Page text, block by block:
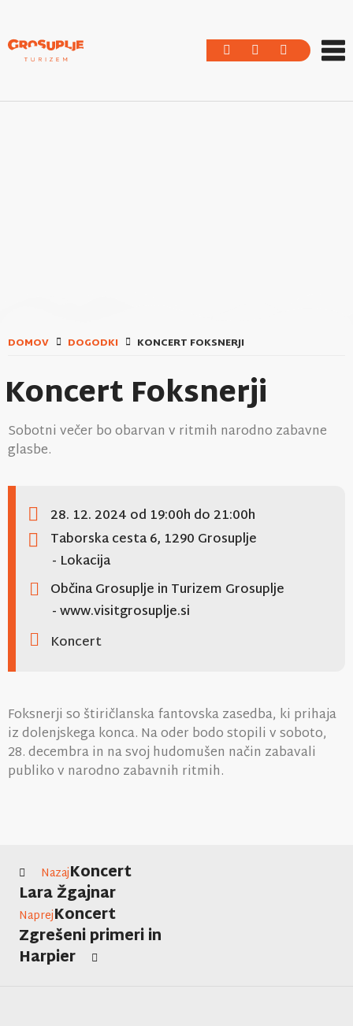
DOMOV DOGODKI KONCERT FOKSNERJI
Koncert Foksnerji
Sobotni večer bo obarvan v ritmih narodno zabavne
glasbe.
28. 12. 2024 od 19:00h do 21:00h
Taborska cesta 6, 1290 Grosuplje
- Lokacija
Občina Grosuplje in Turizem Grosuplje
- www.visitgrosuplje.si
Koncert
Foksnerji so štiričlanska fantovska zasedba, ki prihaja
iz dolenjskega konca. Na oder bodo stopili v soboto,
28. decembra in na svoj hudomušen način zabavali
publiko v narodno zabavnih ritmih.
NazajKoncert
Lara Žgajnar
NaprejKoncert
Zgrešeni primeri in
Harpier